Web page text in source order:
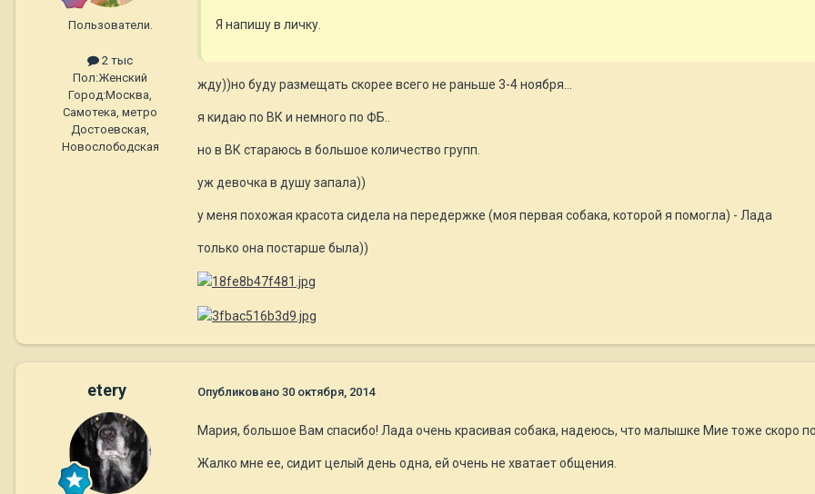
Пользователи.
2 тыс
Пол:Женский
Город:Москва,
Самотека, метро
Достоевская,
Новослободская
Я напишу в личку.
жду))но буду размещать скорее всего не раньше 3-4 ноября...
я кидаю по ВК и немного по ФБ..
но в ВК стараюсь в большое количество групп.
уж девочка в душу запала))
у меня похожая красота сидела на передержке (моя первая собака, которой я помогла) - Лада
только она постарше была))
etery Опубликовано 30 октября, 2014
Мария, большое Вам спасибо! Лада очень красивая собака, надеюсь, что малышке Мие тоже скоро
Жалко мне ее, сидит целый день одна, ей очень не хватает общения.